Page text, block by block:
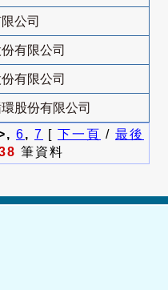
公司
有限公司
有限公司
股份有限公司
6, 7 [ 下一頁 / 最後
筆資料